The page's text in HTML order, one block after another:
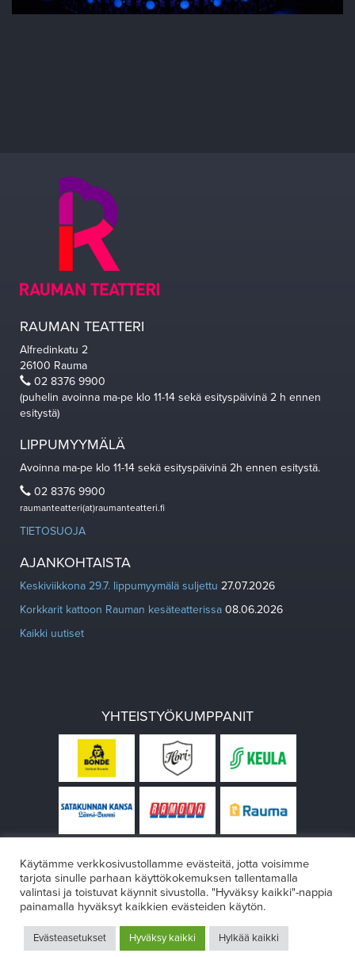
RAUMAN TEATTERI
Alfredinkatu 2
26100 Rauma
02 8376 9900
(puhelin avoinna ma-pe klo 11-14 sekä esityspäivinä 2 h ennen
esitystä)
LIPPUMYYMÄLÄ
Avoinna ma-pe klo 11-14 sekä esityspäivinä 2h ennen esitystä.
02 8376 9900
raumanteatteri(at)raumanteatteri.fi
TIETOSUOJA
AJANKOHTAISTA
Keskiviikkona 29.7. lippumyymälä suljettu 27.07.2026
Korkkarit kattoon Rauman kesäteatterissa 08.06.2026
Kaikki uutiset
YHTEISTYÖKUMPPANIT
Design:VÄRIKÄS
Käytämme verkkosivustollamme evästeitä, jotta voisimme
tarjota sinulle parhaan käyttökokemuksen tallentamalla
valintasi ja toistuvat käynnit sivustolla. "Hyväksy kaikki"-nappia
painamalla hyväksyt kaikkien evästeiden käytön.
Evästeasetukset Hyväksy kaikki Hylkää kaikki